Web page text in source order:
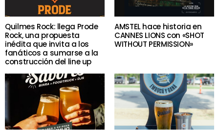
Quilmes Rock: llega Prode
Rock, una propuesta
inédita que invita a los
fanáticos a sumarse a la
construcción del line up
AMSTEL hace historia en
CANNES LIONS con «SHOT
WITHOUT PERMISSION»